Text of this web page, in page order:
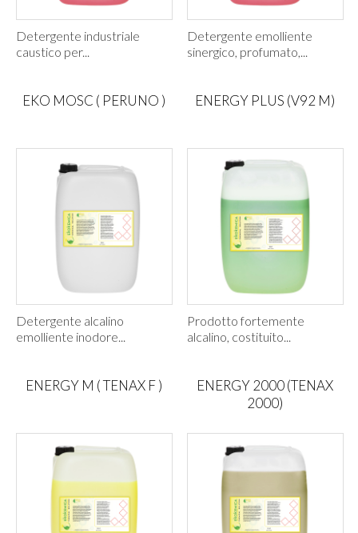
Detergente industriale
caustico per...
Detergente emolliente
sinergico, profumato,...
EKO MOSC ( PERUNO )
Detergente alcalino
emolliente inodore...
ENERGY PLUS (V92 M)
Prodotto fortemente
alcalino, costituito...
ENERGY M ( TENAX F )
ENERGY 2000 (TENAX
2000)